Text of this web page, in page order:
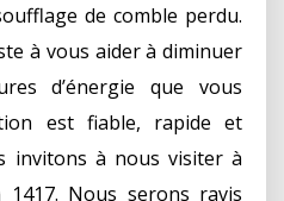
de comble perdu.
à vous aider à diminuer
d’énergie que vous
est fiable, rapide et
invitons à nous visiter à
1417. Nous serons ravis